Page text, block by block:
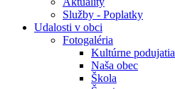
Služby - Poplatky
Udalosti v obci
Fotogaléria
Kultúrne podujatia
Naša obec
Škola